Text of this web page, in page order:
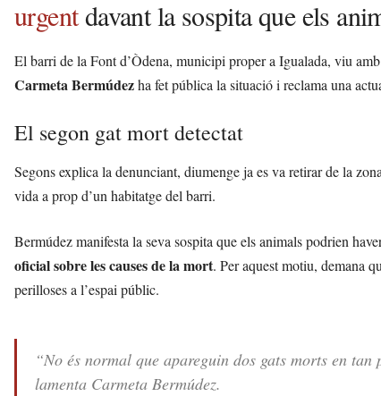
urgentdavant la sospita que els
El barri de la Font d’Òdena, municipi proper a Igualada, viu
Carmeta Bermúdezha fet pública la situació i reclama una
El segon gat mort detectat
Segons explica la denunciant, diumenge ja es va retirar de la
vida a prop d’un habitatge del barri.
Bermúdez manifesta la seva sospita que els animals podrien
oficial sobre les causes de la mort. Per aquest motiu, demana
perilloses a l’espai públic.
“No és normal que apareguin dos gats morts en
lamenta Carmeta Bermúdez.